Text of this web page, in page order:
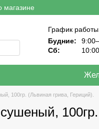
магазине
График
Будние:
Сб:
100гр. (Львиная грива, Гериций).